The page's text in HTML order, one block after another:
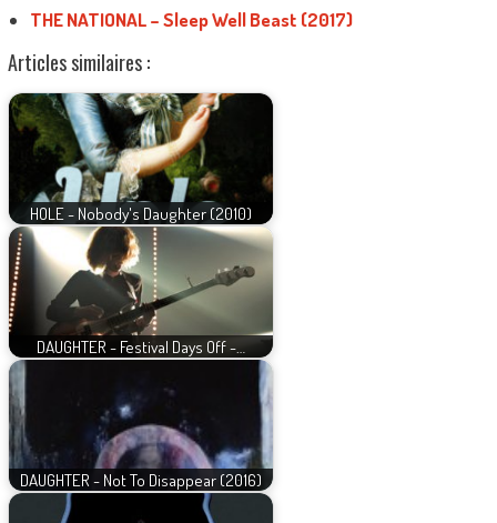
THE NATIONAL – Sleep Well Beast (2017)
Articles similaires :
HOLE - Nobody's Daughter (2010)
DAUGHTER - Festival Days Off -…
DAUGHTER - Not To Disappear (2016)